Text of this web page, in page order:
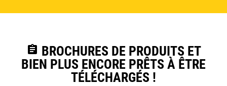
assignment BROCHURES DE PRODUITS ET
BIEN PLUS ENCORE PRÊTS À ÊTRE
TÉLÉCHARGÉS !